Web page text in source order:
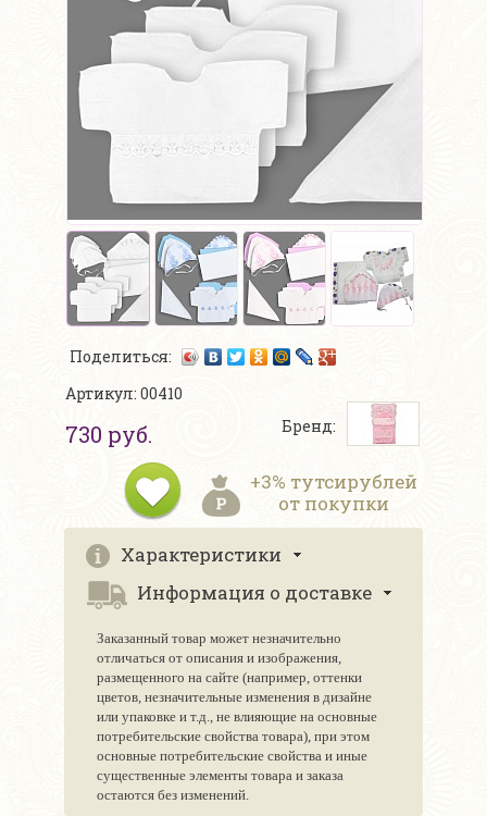
Поделиться:
Артикул: 00410
730 руб. Бренд:
+3% тутсирублей
от покупки
Характеристики
Информация о доставке
Заказанный товар может незначительно
отличаться от описания и изображения,
размещенного на сайте (например, оттенки
цветов, незначительные изменения в дизайне
или упаковке и т.д., не влияющие на основные
потребительские свойства товара), при этом
основные потребительские свойства и иные
существенные элементы товара и заказа
остаются без изменений.